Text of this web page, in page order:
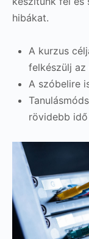
hibákat.
A kurzus
felkészülj
A szóbelire
rövidebb